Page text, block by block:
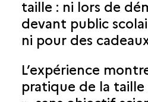
taille : ni lors de
devant public
ni pour des
L’expérience
pratique de la